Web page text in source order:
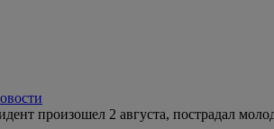
произошел 2 августа, пострадал